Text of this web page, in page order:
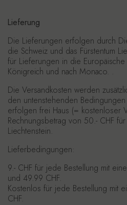
Lieferung
Die Lieferungen erfolgen durch
die Schweiz und das Fürstentum
für Lieferungen in die
Königreich und nach Monaco. .
Die Versandkosten werden
den untenstehenden
erfolgen frei Haus (= kostenloser
Rechnungsbetrag von 50.- CHF
Liechtenstein.
Lieferbedingungen:
9.- CHF für jede Bestellung mit
und 49.99 CHF.
Kostenlos für jede Bestellung mit
CHF.